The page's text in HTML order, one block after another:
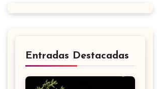
Entradas Destacadas